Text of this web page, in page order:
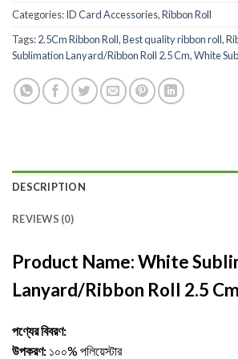
Categories:ID Card Accessories,Ribbon Roll
Tags:2.5Cm Ribbon Roll,Best quality ribbon roll,
Sublimation Lanyard/Ribbon Roll 2.5 Cm,White
DESCRIPTION
REVIEWS (0)
Product Name: White
Lanyard/Ribbon Roll 2.5
পণ্যের বিবরণ:
উপকরণ: ১০০% পলিয়েস্টার